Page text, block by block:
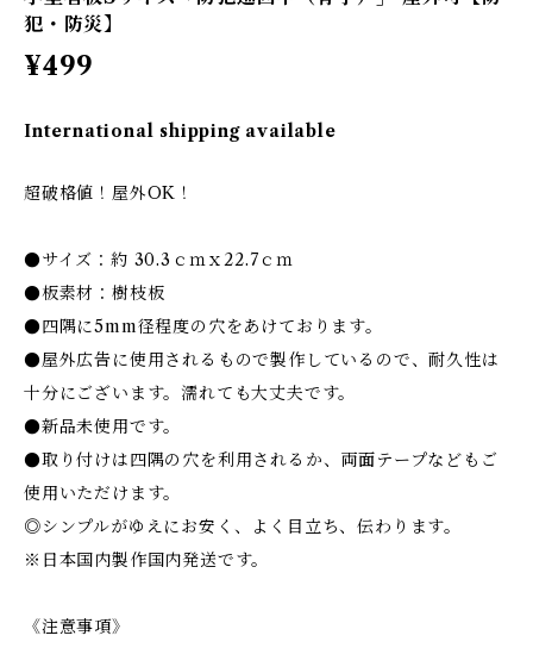
犯・防災】
¥499
International shipping available
超破格値！屋外OK！
●サイズ：約 30.3ｃｍｘ22.7ｃｍ
●板素材：樹枝板
●四隅に5mm径程度の穴をあけております。
●屋外広告に使用されるもので製作しているので、耐久性は
十分にございます。濡れても大丈夫です。
●新品未使用です。
●取り付けは四隅の穴を利用されるか、両面テープなどもご
使用いただけます。
◎シンプルがゆえにお安く、よく目立ち、伝わります。
※日本国内製作国内発送です。
《注意事項》